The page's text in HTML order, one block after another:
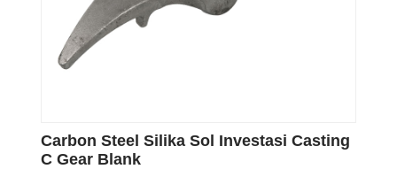
Carbon Steel Silika Sol Investasi Casting
C Gear Blank